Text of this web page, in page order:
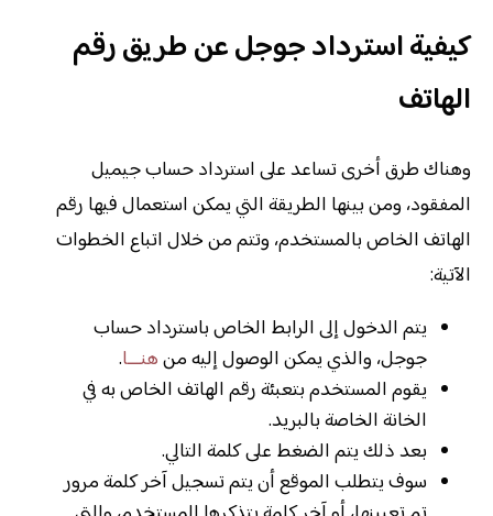
كيفية استرداد جوجل عن طريق رقم
الهاتف
وهناك طرق أخرى تساعد على استرداد حساب جيميل
المفقود، ومن بينها الطريقة التي يمكن استعمال فيها رقم
الهاتف الخاص بالمستخدم، وتتم من خلال اتباع الخطوات
الآتية:
يتم الدخول إلى الرابط الخاص باسترداد حساب
جوجل، والذي يمكن الوصول إليه منهنـــا.
يقوم المستخدم بتعبئة رقم الهاتف الخاص به في
الخانة الخاصة بالبريد.
بعد ذلك يتم الضغط على كلمة التالي.
سوف يتطلب الموقع أن يتم تسجيل آخر كلمة مرور